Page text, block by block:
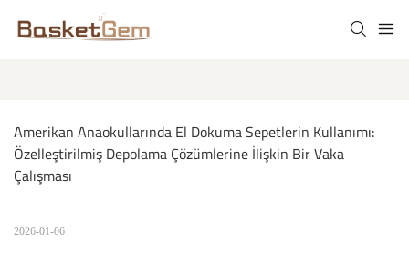
Amerikan Anaokullarında El Dokuma Sepetlerin Kullanımı:
Özelleştirilmiş Depolama Çözümlerine İlişkin Bir Vaka
Çalışması
2026-01-06